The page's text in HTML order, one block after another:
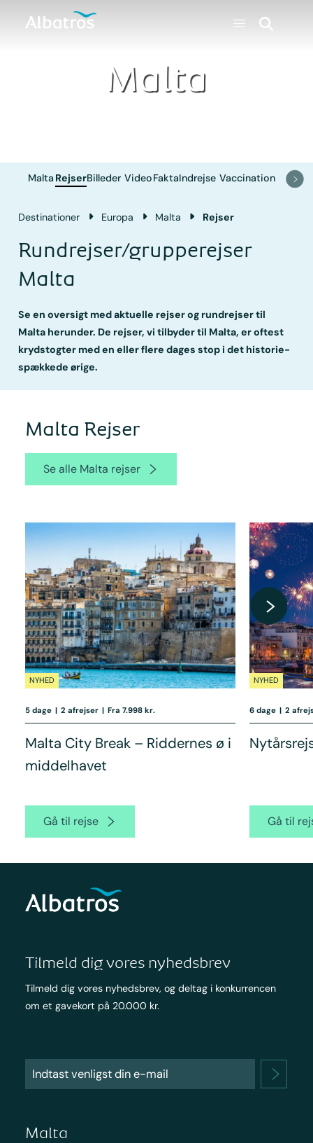
Malta
Malta RejserBilleder VideoFaktaIndrejse Vaccination
Destinationer Europa Malta Rejser
Rundrejser/grupperejser
Malta
Se en oversigt med aktuelle rejser og rundrejser til
Malta herunder. De rejser, vi tilbyder til Malta, er oftest
krydstogter med en eller flere dages stop i det historie-
spækkede ørige.
Malta Rejser
Se alle Malta rejser
NYHED
5 dage | 2 afrejser | Fra 7.998 kr.
Malta City Break – Riddernes ø i
middelhavet
Gå til rejse
NYHED
6 dage | 2
Gå til
Tilmeld dig vores nyhedsbrev
Tilmeld dig vores nyhedsbrev, og deltag i konkurrencen
om et gavekort på 20.000 kr.
Malta